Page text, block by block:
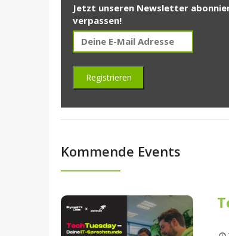
Jetzt unseren Newsletter
verpassen!
Kommende Events